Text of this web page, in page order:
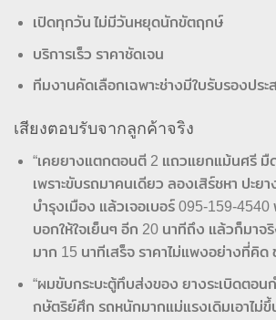
เปิดทุกวัน ไม่มีวันหยุดนักขัตฤกษ์
บริการเร็ว ราคาชัดเจน
ทีมงานคัดเลือกเฉพาะช่างมีใบรับรองปร
เสียงตอบรับจากลูกค้าจริง
“เคยยางแตกตอนตี 2 แถวแยกแม้นศรี มื
เพราะขับรถมาคนเดียว ลองเสิร์ชหา ปะย
บำรุงเมือง แล้วเจอเบอร์ 095-159-
บอกให้ใจเย็นๆ อีก 20 นาทีถึง แล้วก็มาจ
มาก 15 นาทีเสร็จ ราคาไม่แพงอย่างที่คิด
“ผมขับกระบะตู้ทึบส่งของ ยางระเบิดตอน
กษัตริย์ศึก รถหนักมากแม่แรงเดิมเอาไม่